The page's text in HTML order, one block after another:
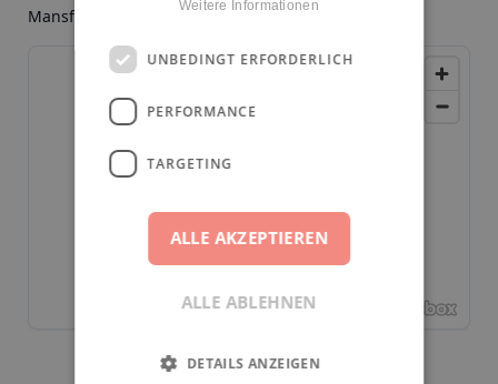
Mansfelder Str. 37, 10709, Berlin, Charlottenburg
Weitere Informationen
UNBEDINGT ERFORDERLICH
PERFORMANCE
TARGETING
ALLE AKZEPTIEREN
ALLE ABLEHNEN
DETAILS ANZEIGEN